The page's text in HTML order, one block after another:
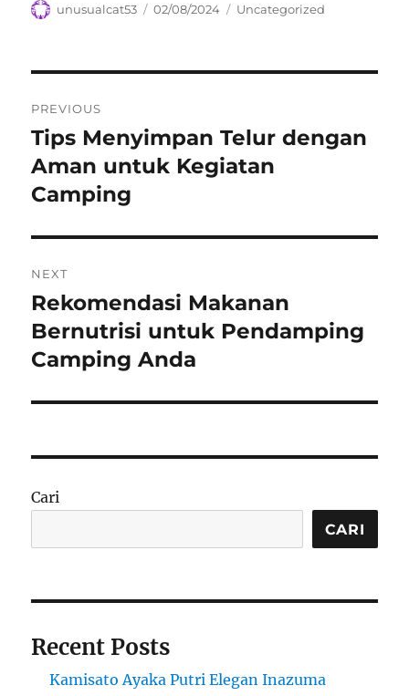
Author
unusualcat53
Posted
02/08/2024 Categories
Uncategorized
pos
PREVIOUS
Previous
post:
Tips Menyimpan Telur dengan
Aman untuk Kegiatan
Camping
NEXT
Next
post:
Rekomendasi Makanan
Bernutrisi untuk Pendamping
Camping Anda
Cari
CARI
Recent Posts
Kamisato Ayaka Putri Elegan Inazuma